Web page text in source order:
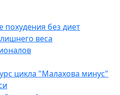
похудения без диет
веса
цикла "Малахова минус"